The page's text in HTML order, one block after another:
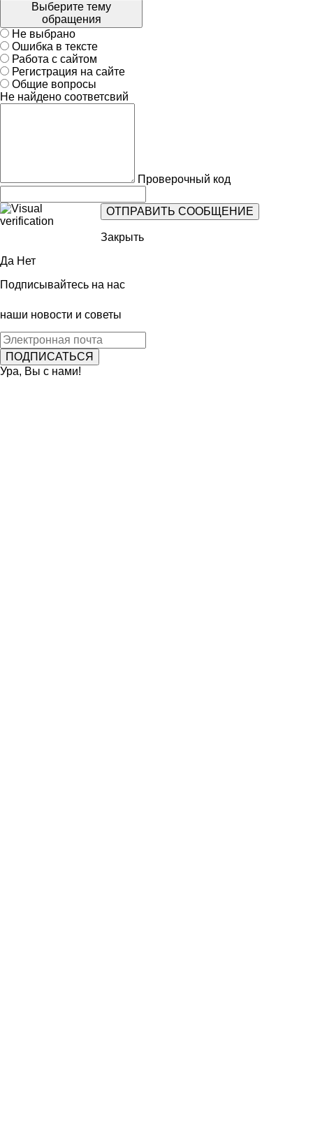
Выберите тему
обращения
Не выбрано
Ошибка в тексте
Работа с сайтом
Регистрация на сайте
Общие вопросы
Не найдено соответсвий
Проверочный код
Закрыть
Да Нет
Подписывайтесь на нас
наши новости и советы
Ура, Вы с нами!